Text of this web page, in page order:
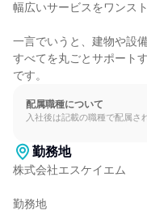
幅広いサービスをワンス
一言でいうと、建物や設
すべてを丸ごとサポート
です。
配属職種について
入社後は記載の職種で配属さ
勤務地
株式会社エスケイエム
勤務地